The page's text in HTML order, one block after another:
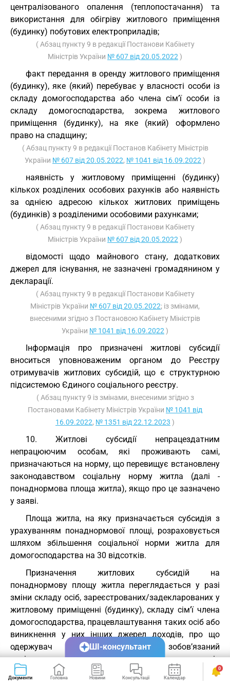
централізованого опалення (теплопостачання) та
використання для обігріву житлового приміщення
(будинку) побутових електроприладів;
( Абзац пункту 9 в редакції Постанови Кабінету
Міністрів України № 607 від 20.05.2022 )
факт передання в оренду житлового приміщення
(будинку), яке (який) перебуває у власності особи із
складу домогосподарства або члена сім’ї особи із
складу домогосподарства, зокрема житлового
приміщення (будинку), на яке (який) оформлено
право на спадщину;
( Абзац пункту 9 в редакції Постанов Кабінету Міністрів
України № 607 від 20.05.2022, № 1041 від 16.09.2022 )
наявність у житловому приміщенні (будинку)
кількох розділених особових рахунків або наявність
за однією адресою кількох житлових приміщень
(будинків) з розділеними особовими рахунками;
( Абзац пункту 9 в редакції Постанови Кабінету
Міністрів України № 607 від 20.05.2022 )
відомості щодо майнового стану, додаткових
джерел для існування, не зазначені громадянином у
декларації.
( Абзац пункту 9 в редакції Постанови Кабінету
Міністрів України № 607 від 20.05.2022; із змінами,
внесеними згідно з Постановою Кабінету Міністрів
України № 1041 від 16.09.2022 )
Інформація про призначені житлові субсидії
вноситься уповноваженим органом до Реєстру
отримувачів житлових субсидій, що є структурною
підсистемою Єдиного соціального реєстру.
( Абзац пункту 9 із змінами, внесеними згідно з
Постановами Кабінету Міністрів України № 1041 від
16.09.2022, № 1351 від 22.12.2023 )
10. Житлові субсидії непрацездатним
непрацюючим особам, які проживають самі,
призначаються на норму, що перевищує встановлену
законодавством соціальну норму житла (далі -
понаднормова площа житла), якщо про це зазначено
у заяві.
Площа житла, на яку призначається субсидія з
урахуванням понаднормової площі, розраховується
шляхом збільшення соціальної норми житла для
домогосподарства на 30 відсотків.
Призначення житлових субсидій на
понаднормову площу житла переглядається у разі
зміни складу осіб, зареєстрованих/задекларованих у
житловому приміщенні (будинку), складу сім’ї члена
домогосподарства, працевлаштування таких осіб або
виникнення у них інших джерел доходів, про що
одержувач житлової субсидії зобов’язаний
повідомити протягом 30 календарних днів
уповноваженому органу про виникнення таких
обставин.
Документи Головна Новини Консультації Календар Сервіси
0
ШІ-консультант